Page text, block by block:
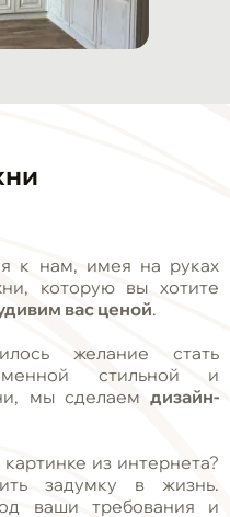
к нам, имея на руках
которую вы хотите
вас ценой.
желание стать
стильной и
мы сделаем дизайн-
из интернета?
задумку в жизнь.
ваши требования и